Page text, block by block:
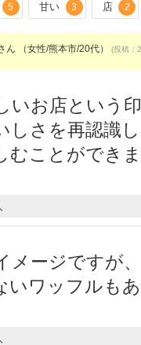
5 甘い 3 店 2
ん （女性/熊本市/20代） (投稿：
いお店という
しさを再認識
むことができ
メージですが
いワッフルも